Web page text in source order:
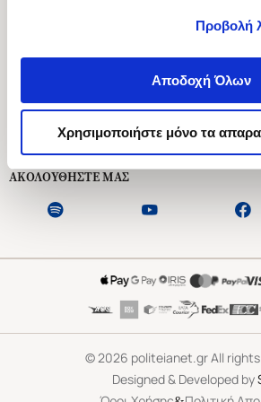
Προβολή
Αποδοχή Όλων
Χρησιμοποιήστε μόνο τα
Ασκληπιού 1-3, Αθήνα
Δευτέρα - Παρασκευή
Εξυπηρέτηση Πελατών
ΑΚΟΛΟΥΘΗΣΤΕ ΜΑΣ
©2026 politeianet.gr All
Designed & Developed by